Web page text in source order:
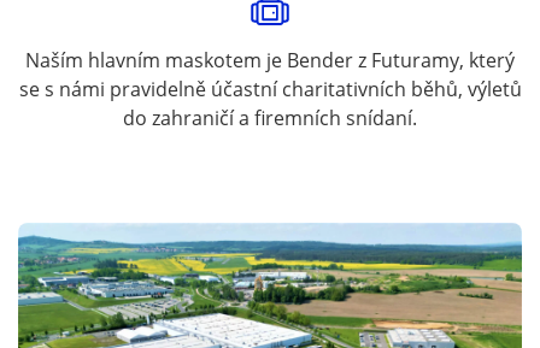
Naším hlavním maskotem je Bender z Futuramy, který
se s námi pravidelně účastní charitativních běhů, výletů
do zahraničí a firemních snídaní.